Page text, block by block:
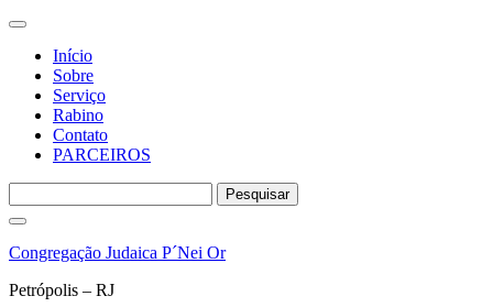
Início
Sobre
Serviço
Rabino
Contato
PARCEIROS
por:
Pular
o
Congregação Judaica P´Nei Or
Petrópolis – RJ